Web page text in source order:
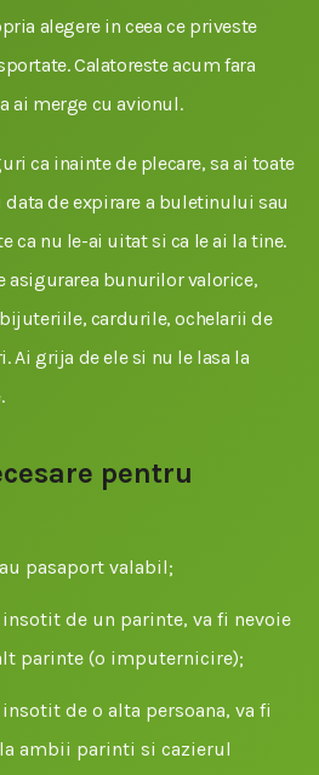
alegere in ceea ce priveste
Calatoreste acum fara
ai merge cu avionul.
ca inainte de plecare, sa ai toate
data de expirare a buletinului sau
ca nu le-ai uitat si ca le ai la tine.
asigurarea bunurilor valorice,
cardurile, ochelarii de
Ai grija de ele si nu le lasa la
pentru
pasaport valabil;
de un parinte, va fi nevoie
parinte (o imputernicire);
de o alta persoana, va fi
ambii parinti si cazierul